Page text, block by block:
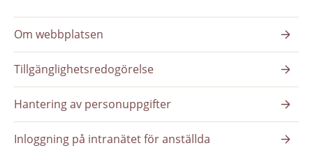
Om webbplatsen
Tillgänglighetsredogörelse
Hantering av personuppgifter
Inloggning på intranätet för anställda